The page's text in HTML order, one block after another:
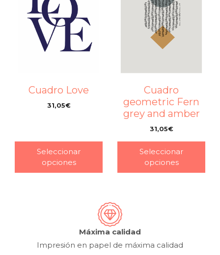
Cuadro Love
31,05€
Seleccionar
opciones
Cuadro
geometric Fern
grey and amber
31,05€
Seleccionar
opciones
Máxima calidad
Impresión en papel de máxima calidad